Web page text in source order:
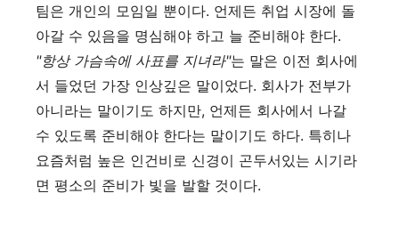
팀은 개인의 모임일 뿐이다. 언제든 취업 시장에 돌
아갈 수 있음을 명심해야 하고 늘 준비해야 한다.
"항상 가슴속에 사표를 지녀라"는 말은 이전 회사에
서 들었던 가장 인상깊은 말이었다. 회사가 전부가
아니라는 말이기도 하지만, 언제든 회사에서 나갈
수 있도록 준비해야 한다는 말이기도 하다. 특히나
요즘처럼 높은 인건비로 신경이 곤두서있는 시기라
면 평소의 준비가 빛을 발할 것이다.